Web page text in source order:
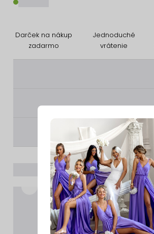
Darček na nákup
zadarmo
Jednoduché
vrátenie
________